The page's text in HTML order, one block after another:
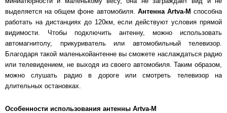
выделяется на общем фоне автомобиля. Антенна Artva-Mспособна
работать на дистанциях до 120км, если действуют условия прямой
видимости. Чтобы подключить антенну, можно использовать
автомагнитолу, прикуриватель или автомобильный телевизор.
Благодаря такой маленькойантенне вы сможете наслаждаться радио
или телевидением, не выходя из своего автомобиля. Таким образом,
можно слушать радио в дороге или смотреть телевизор на
длительных остановках.
Особенности использования антенны Artva-M